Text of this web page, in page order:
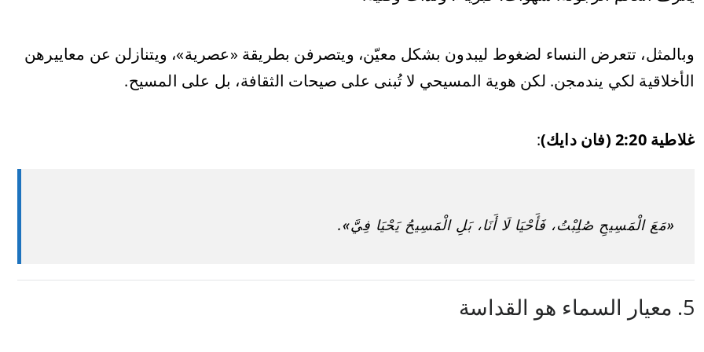
وبالمثل، تتعرض النساء لضغوط ليبدون بشكل معيّن، ويتصرفن بطريقة «عصرية»، ويتنازلن عن معاييرهن
الأخلاقية لكي يندمجن. لكن هوية المسيحي لا تُبنى على صيحات الثقافة، بل على المسيح.
غلاطية 2:20 (فان دايك) :
«مَعَ الْمَسِيحِ صُلِبْتُ، فَأَحْيَا لَا أَنَا، بَلِ الْمَسِيحُ يَحْيَا فِيَّ».
5. معيار السماء هو القداسة